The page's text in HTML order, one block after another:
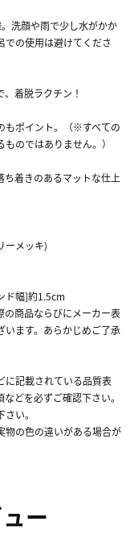
洗顔や雨で少し水がかか
の使用は避けてくださ
着脱ラクチン！
もポイント。（※すべての
のではありません。）
ち着きのあるマットな仕上
ーメッキ)
ド幅]約1.5cm
商品ならびにメーカー表
います。あらかじめご了承
記載されている品質表
どを必ずご確認下さい。
い。
の色の違いがある場合が
ー